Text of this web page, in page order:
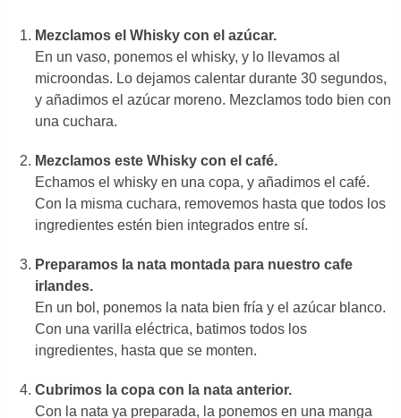
Mezclamos el Whisky con el azúcar.
En un vaso, ponemos el whisky, y lo llevamos al
microondas. Lo dejamos calentar durante 30 segundos,
y añadimos el azúcar moreno. Mezclamos todo bien con
una cuchara.
Mezclamos este Whisky con el café.
Echamos el whisky en una copa, y añadimos el café.
Con la misma cuchara, removemos hasta que todos los
ingredientes estén bien integrados entre sí.
Preparamos la nata montada para nuestro cafe
irlandes.
En un bol, ponemos la nata bien fría y el azúcar blanco.
Con una varilla eléctrica, batimos todos los
ingredientes, hasta que se monten.
Cubrimos la copa con la nata anterior.
Con la nata ya preparada, la ponemos en una manga